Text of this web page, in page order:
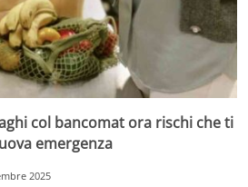
col bancomat ora rischi che ti
emergenza
2025